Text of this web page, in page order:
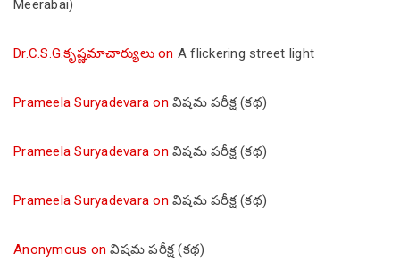
Meerabai)
Dr.C.S.G.కృష్ణమాచార్యులుon A flickering street light
Prameela Suryadevara on విషమ పరీక్ష (క‌థ‌)
Prameela Suryadevara on విషమ పరీక్ష (క‌థ‌)
Prameela Suryadevara on విషమ పరీక్ష (క‌థ‌)
Anonymous onవిషమ పరీక్ష (క‌థ‌)